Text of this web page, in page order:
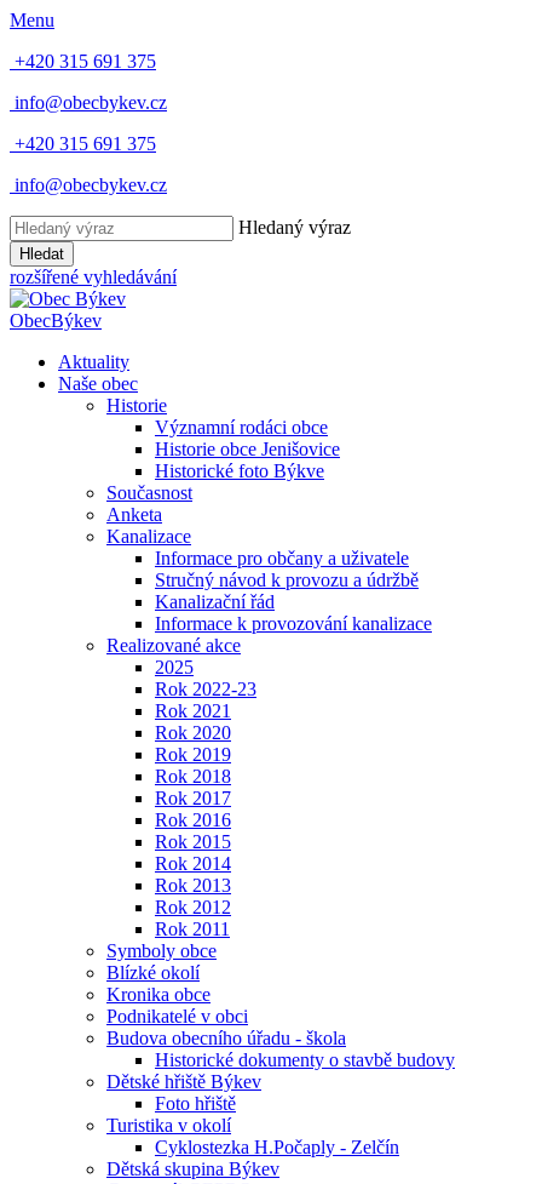
Menu
+420 315 691 375
info@obecbykev.cz
+420 315 691 375
info@obecbykev.cz
Hledaný výraz
Hledat
rozšířené vyhledávání
ObecBýkev
Aktuality
Naše obec
Historie
Významní rodáci obce
Historie obce Jenišovice
Historické foto Býkve
Současnost
Anketa
Kanalizace
Informace pro občany a uživatele
Stručný návod k provozu a údržbě
Kanalizační řád
Informace k provozování kanalizace
Realizované akce
2025
Rok 2022-23
Rok 2021
Rok 2020
Rok 2019
Rok 2018
Rok 2017
Rok 2016
Rok 2015
Rok 2014
Rok 2013
Rok 2012
Rok 2011
Symboly obce
Blízké okolí
Kronika obce
Podnikatelé v obci
Budova obecního úřadu - škola
Historické dokumenty o stavbě budovy
Dětské hřiště Býkev
Foto hřiště
Turistika v okolí
Cyklostezka H.Počaply - Zelčín
Dětská skupina Býkev